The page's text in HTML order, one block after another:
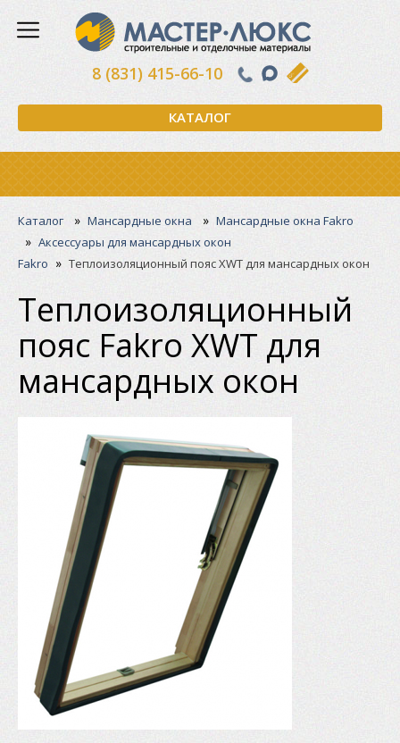
КАТАЛОГ
8 (831) 415-66-10
Каталог» Мансардные окна » Мансардные окна Fakro
» Аксессуары для мансардных окон
Fakro » Теплоизоляционный пояс XWT для мансардных окон
Теплоизоляционный
пояс Fakro XWT для
мансардных окон